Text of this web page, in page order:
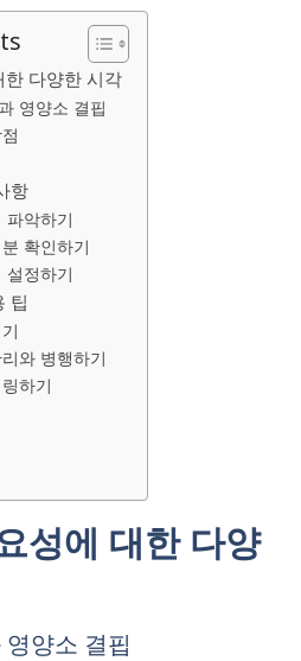
다양한 시각
영양소 결핍
항
파악하기
확인하기
설정하기
팁
와 병행하기
하기
성에 대한 다양
양소 결핍